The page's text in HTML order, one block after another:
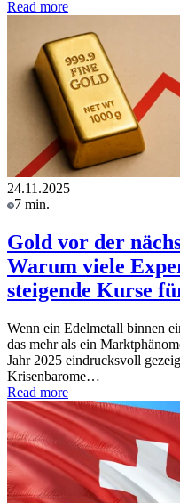
Read more
24.11.2025
7 min.
Gold vor der
Warum viele
steigende Kurse
Wenn ein Edelmetall binnen
das mehr als ein
Jahr 2025 eindrucksvoll
Krisenbarome…
Read more